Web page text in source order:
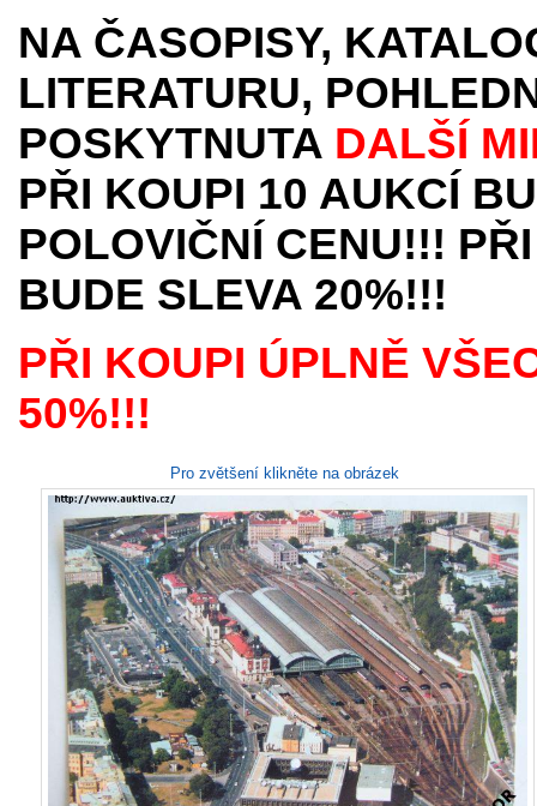
NA ČASOPISY,
LITERATURU,
POSKYTNUTA DALŠÍ
PŘI KOUPI 10 AUKCÍ
POLOVIČNÍ CENU!!!
BUDE SLEVA 20%!!!
PŘI KOUPI ÚPLNĚ
50%!!!
Pro zvětšení klikněte na obrázek